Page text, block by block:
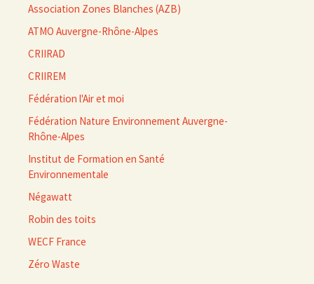
Association Zones Blanches (AZB)
ATMO Auvergne-Rhône-Alpes
CRIIRAD
CRIIREM
Fédération l'Air et moi
Fédération Nature Environnement Auvergne-
Rhône-Alpes
Institut de Formation en Santé
Environnementale
Négawatt
Robin des toits
WECF France
Zéro Waste